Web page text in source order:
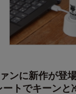
ンに新作が登場
トでキーンと